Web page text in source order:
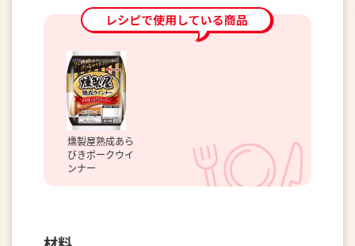
燻製屋熟成あら
びきポークウイ
ンナー